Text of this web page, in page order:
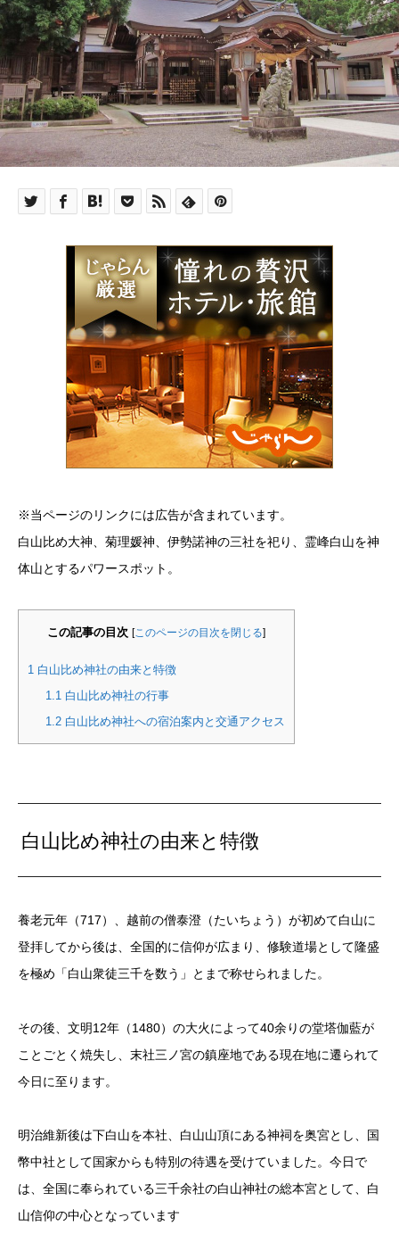
※当ページのリンクには広告が含まれています。
白山比め大神、菊理媛神、伊勢諾神の三社を祀り、霊峰白山を神
体山とするパワースポット。
この記事の目次 [このページの目次を閉じる]
1 白山比め神社の由来と特徴
1.1 白山比め神社の行事
1.2白山比め神社への宿泊案内と交通アクセス
白山比め神社の由来と特徴
養老元年（717）、越前の僧泰澄（たいちょう）が初めて白山に
登拝してから後は、全国的に信仰が広まり、修験道場として隆盛
を極め「白山衆徒三千を数う」とまで称せられました。
その後、文明12年（1480）の大火によって40余りの堂塔伽藍が
ことごとく焼失し、末社三ノ宮の鎮座地である現在地に遷られて
今日に至ります。
明治維新後は下白山を本社、白山山頂にある神祠を奥宮とし、国
幣中社として国家からも特別の待遇を受けていました。今日で
は、全国に奉られている三千余社の白山神社の総本宮として、白
山信仰の中心となっています